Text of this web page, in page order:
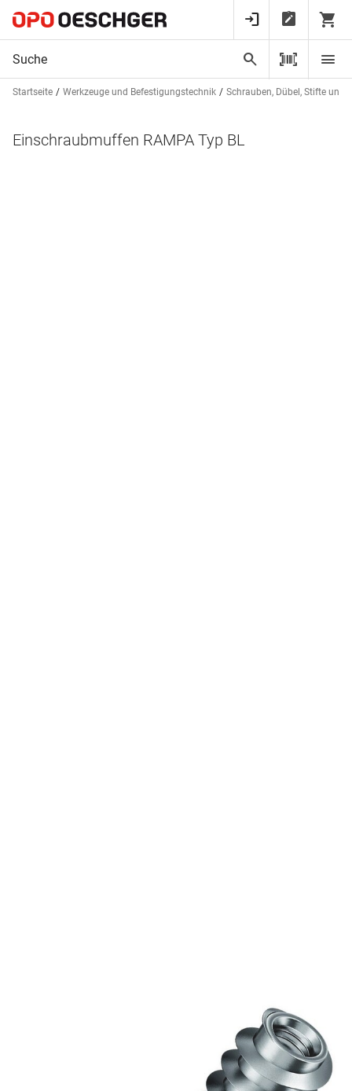
Startseite Werkzeuge und Befestigungstechnik Schrauben, Dübel, Stifte und
Einschraubmuffen RAMPA Typ BL